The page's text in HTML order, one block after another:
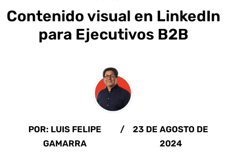
Contenido visual en LinkedIn
para Ejecutivos B2B
POR: LUIS FELIPE
GAMARRA
/
23 DE AGOSTO DE
2024